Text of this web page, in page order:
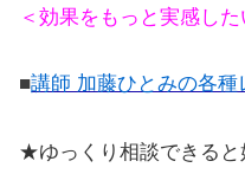
＜効果をもっと実感し
■講師 加藤ひとみの各
★ゆっくり相談できる